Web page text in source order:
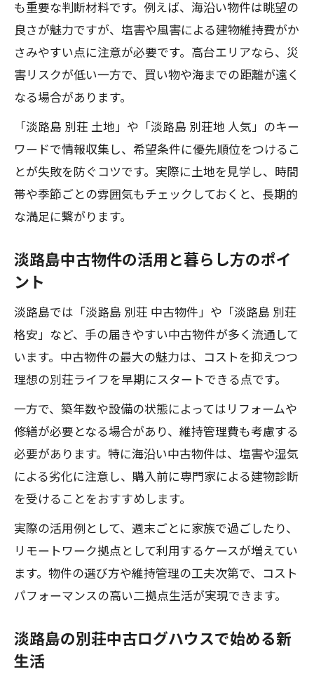
も重要な判断材料です。例えば、海沿い物件は眺望の
良さが魅力ですが、塩害や風害による建物維持費がか
さみやすい点に注意が必要です。高台エリアなら、災
害リスクが低い一方で、買い物や海までの距離が遠く
なる場合があります。
「淡路島 別荘 土地」や「淡路島 別荘地 人気」のキー
ワードで情報収集し、希望条件に優先順位をつけるこ
とが失敗を防ぐコツです。実際に土地を見学し、時間
帯や季節ごとの雰囲気もチェックしておくと、長期的
な満足に繋がります。
淡路島中古物件の活用と暮らし方のポイ
ント
淡路島では「淡路島 別荘 中古物件」や「淡路島 別荘
格安」など、手の届きやすい中古物件が多く流通して
います。中古物件の最大の魅力は、コストを抑えつつ
理想の別荘ライフを早期にスタートできる点です。
一方で、築年数や設備の状態によってはリフォームや
修繕が必要となる場合があり、維持管理費も考慮する
必要があります。特に海沿い中古物件は、塩害や湿気
による劣化に注意し、購入前に専門家による建物診断
を受けることをおすすめします。
実際の活用例として、週末ごとに家族で過ごしたり、
リモートワーク拠点として利用するケースが増えてい
ます。物件の選び方や維持管理の工夫次第で、コスト
パフォーマンスの高い二拠点生活が実現できます。
淡路島の別荘中古ログハウスで始める新
生活